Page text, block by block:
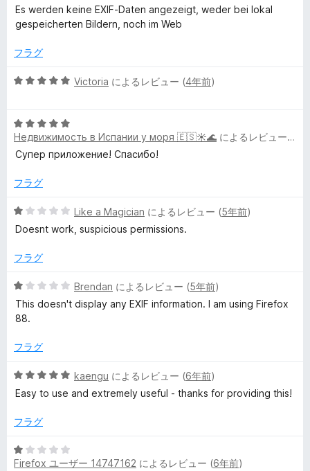
階
中
の
価
Es werden keine EXIF-Daten angezeigt, weder bei lokal
gespeicherten Bildern, noch im Web
フラグ
5
中
5
の
価
Victoria によるレビュー (4年前)
5
段
階
5
評
価
Недвижимость в Испании у моря 🇪🇸☀️🌊 によるレビュー ( 5
Супер приложение! Спасибо!
フラグ
5
段
中
の
評
価
Like a Magician によるレビュー (5年前)
Doesnt work, suspicious permissions.
フラグ
5
段
階
1
評
価
Brendan によるレビュー (5年前)
This doesn't display any EXIF information. I am using Firefox
88.
フラグ
5
段
中
の
評
kaengu によるレビュー (6年前)
Easy to use and extremely useful - thanks for providing this!
フラグ
5
段
Firefox ユーザー 14747162 によるレビュー (6年前)